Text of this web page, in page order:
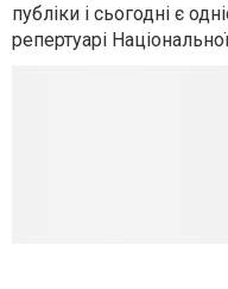
публіки і сьогодні є
репертуарі